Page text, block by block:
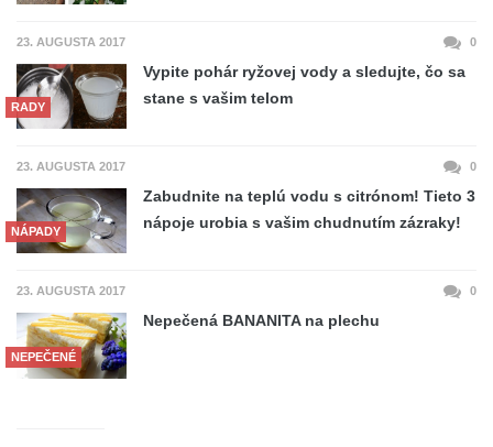
23. AUGUSTA 2017 0
RADY
Vypite pohár ryžovej vody a sledujte, čo sa
stane s vašim telom
23. AUGUSTA 2017 0
NÁPADY
Zabudnite na teplú vodu s citrónom! Tieto 3
nápoje urobia s vašim chudnutím zázraky!
23. AUGUSTA 2017 0
NEPEČENÉ
Nepečená BANANITA na plechu